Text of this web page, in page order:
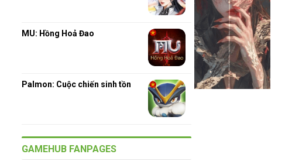
MU: Hồng Hoả Đao
Palmon: Cuộc chiến sinh tồn
GAMEHUB FANPAGES